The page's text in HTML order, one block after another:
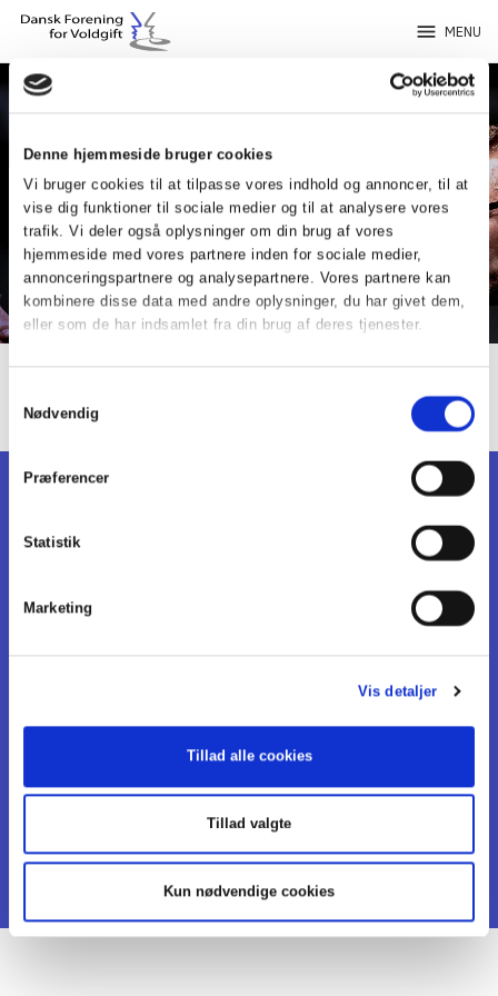
Denne hjemmeside bruger cookies
Vi bruger cookies til at tilpasse vores indhold og annoncer, til at
vise dig funktioner til sociale medier og til at analysere vores
trafik. Vi deler også oplysninger om din brug af vores
hjemmeside med vores partnere inden for sociale medier,
annonceringspartnere og analysepartnere. Vores partnere kan
kombinere disse data med andre oplysninger, du har givet dem,
eller som de har indsamlet fra din brug af deres tjenester.
Nødvendig
Præferencer
Statistik
Marketing
Vis detaljer
Tillad alle cookies
Tillad valgte
Kun nødvendige cookies
menu MENU
FORENINGEN
Afholdte arrangementer og
kurser
Kontakt os
Dansk Forening for Voldgift
forening@danskeadvokater.dk
Telefon